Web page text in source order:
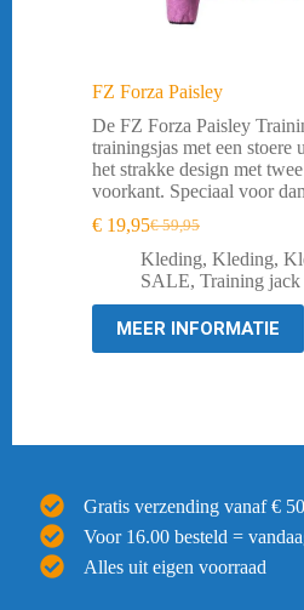
FZ Forza Paisley
De FZ Forza Paisley
trainingsjas met een stoere
het strakke design met
voorkant. Speciaal voor
€59,95
Oorspronkelijke
prijs
was:
€ 59,95.
€ 19,95Huidige
prijs
is:
€ 19,95.
Kleding, Kleding,
SALE, Training
MEER INFORMATIE
Gratis verzending vanaf €
Voor 16.00 besteld =
Alles uit eigen voorraad